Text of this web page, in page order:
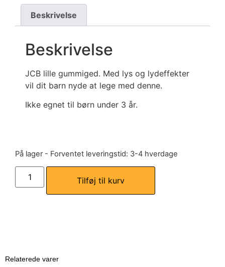
Beskrivelse
Beskrivelse
JCB lille gummiged. Med lys og lydeffekter
vil dit barn nyde at lege med denne.
Ikke egnet til børn under 3 år.
På lager - Forventet leveringstid: 3-4 hverdage
Tilføj til kurv
Relaterede varer